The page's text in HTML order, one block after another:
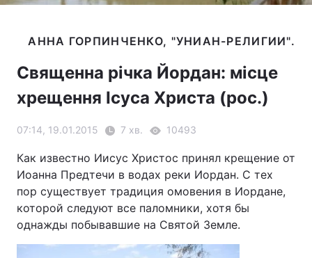
Священна річка Йордан: місце
хрещення Ісуса Христа (рос.)
07:14, 19.01.2015 7 хв. 10493
Как известно Иисус Христос принял крещение от
Иоанна Предтечи в водах реки Иордан. С тех
пор существует традиция омовения в Иордане,
которой следуют все паломники, хотя бы
однажды побывавшие на Святой Земле.